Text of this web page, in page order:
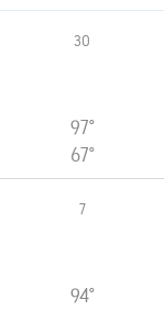
30
97°
67°
7
94°